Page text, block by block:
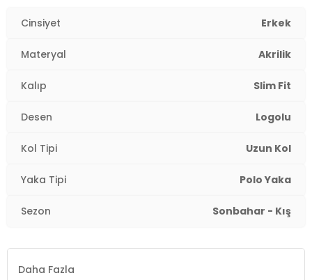
Menşei:
Cinsiyet Erkek
Materyal Akrilik
Kalıp Slim Fit
Desen Logolu
Kol Tipi Uzun Kol
Yaka Tipi Polo Yaka
Sezon Sonbahar - Kış
Daha Fazla